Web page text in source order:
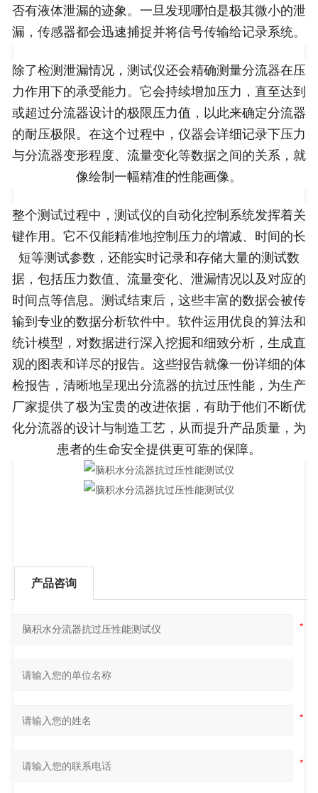
否有液体泄漏的迹象。一旦发现哪怕是极其微小的泄
漏，传感器都会迅速捕捉并将信号传输给记录系统。
除了检测泄漏情况，测试仪还会精确测量分流器在压
力作用下的承受能力。它会持续增加压力，直至达到
或超过分流器设计的极限压力值，以此来确定分流器
的耐压极限。在这个过程中，仪器会详细记录下压力
与分流器变形程度、流量变化等数据之间的关系，就
像绘制一幅精准的性能画像。
整个测试过程中，测试仪的自动化控制系统发挥着关
键作用。它不仅能精准地控制压力的增减、时间的长
短等测试参数，还能实时记录和存储大量的测试数
据，包括压力数值、流量变化、泄漏情况以及对应的
时间点等信息。测试结束后，这些丰富的数据会被传
输到专业的数据分析软件中。软件运用优良的算法和
统计模型，对数据进行深入挖掘和细致分析，生成直
观的图表和详尽的报告。这些报告就像一份详细的体
检报告，清晰地呈现出分流器的抗过压性能，为生产
厂家提供了极为宝贵的改进依据，有助于他们不断优
化分流器的设计与制造工艺，从而提升产品质量，为
患者的生命安全提供更可靠的保障。
产品咨询